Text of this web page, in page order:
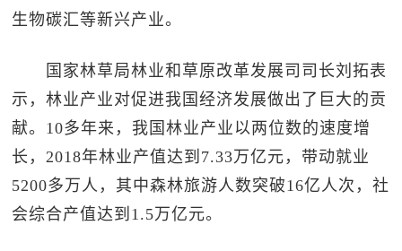
生物碳汇等新兴产业。
国家林草局林业和草原改革发展司司长刘拓表
示，林业产业对促进我国经济发展做出了巨大的贡
献。10多年来，我国林业产业以两位数的速度增
长，2018年林业产值达到7.33万亿元，带动就业
5200多万人，其中森林旅游人数突破16亿人次，社
会综合产值达到1.5万亿元。